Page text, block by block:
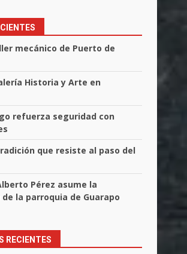
mecánico de Puerto de
Historia y Arte en
refuerza seguridad con
que resiste al paso del
Pérez asume la
la parroquia de Guarapo
RECIENTES